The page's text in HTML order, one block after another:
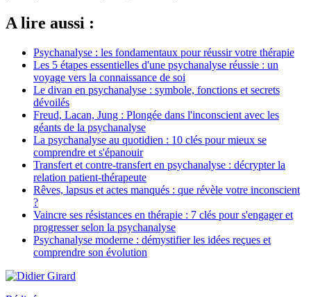
A lire aussi :
Psychanalyse : les fondamentaux pour réussir votre thérapie
Les 5 étapes essentielles d'une psychanalyse réussie : un
voyage vers la connaissance de soi
Le divan en psychanalyse : symbole, fonctions et secrets
dévoilés
Freud, Lacan, Jung : Plongée dans l'inconscient avec les
géants de la psychanalyse
La psychanalyse au quotidien : 10 clés pour mieux se
comprendre et s'épanouir
Transfert et contre-transfert en psychanalyse : décrypter la
relation patient-thérapeute
Rêves, lapsus et actes manqués : que révèle votre inconscient
?
Vaincre ses résistances en thérapie : 7 clés pour s'engager et
progresser selon la psychanalyse
Psychanalyse moderne : démystifier les idées reçues et
comprendre son évolution